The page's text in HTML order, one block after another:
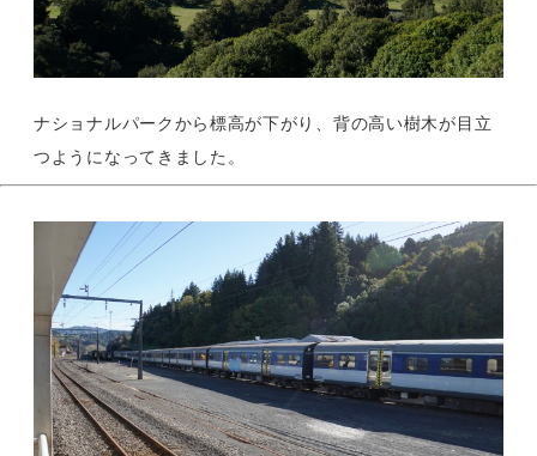
ナショナルパークから標高が下がり、背の高い樹木が目立
つようになってきました。